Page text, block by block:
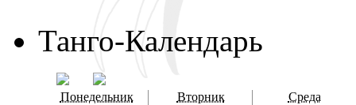
Танго-Календарь
Понедельник Вторник Среда